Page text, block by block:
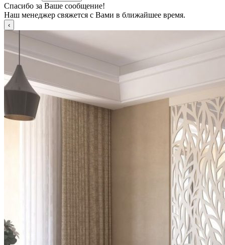
Спасибо за Ваше сообщение!
Наш менеджер свяжется с Вами в ближайшее время.